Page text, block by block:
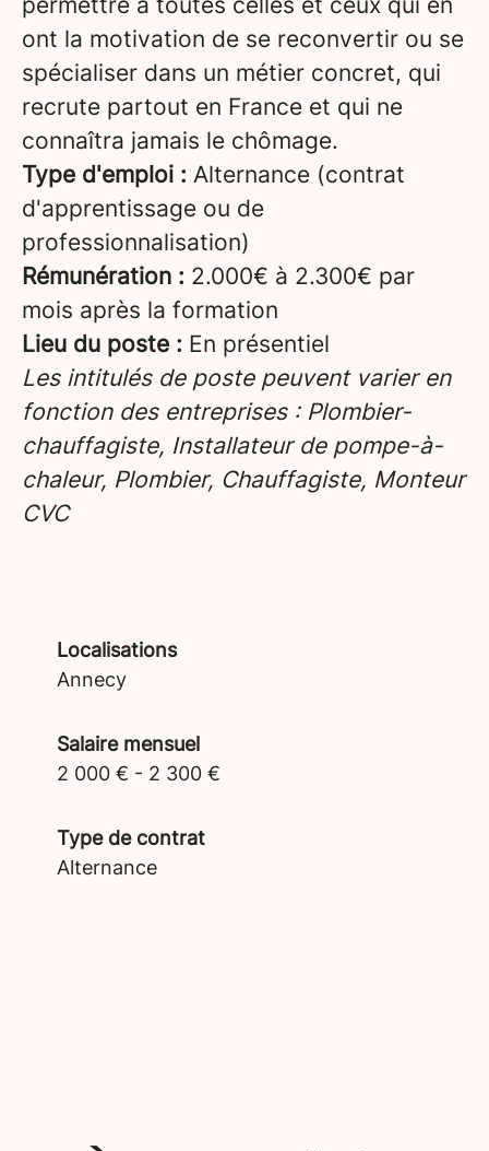
ont la motivation de se reconvertir ou se
spécialiser dans un métier concret, qui
recrute partout en France et qui ne
connaîtra jamais le chômage.
Type d'emploi : Alternance (contrat
d'apprentissage ou de
professionnalisation)
Rémunération : 2.000€ à 2.300€ par
mois après la formation
Lieu du poste : En présentiel
Les intitulés de poste peuvent varier en
fonction des entreprises : Plombier-
chauffagiste, Installateur de pompe-à-
chaleur, Plombier, Chauffagiste, Monteur
CVC
Localisations
Annecy
Salaire mensuel
2 000 € - 2 300 €
Type de contrat
Alternance